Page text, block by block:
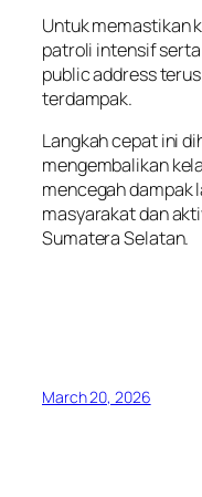
Untuk memastikan
patroli intensif
public address
terdampak.
Langkah cepat ini
mengembalikan
mencegah dampak
masyarakat dan
Sumatera Selatan.
March 20, 2026